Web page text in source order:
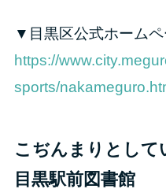
▼目黒区公式ホームペ
https://
sports/
こぢんまりとして
目黒駅前図書館